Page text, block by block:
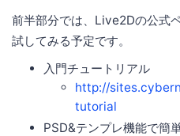
前半部分では、Live2Dの公式
試してみる予定です。
入門チュートリアル
http://
tutorial
PSD&テンプレ機能で簡